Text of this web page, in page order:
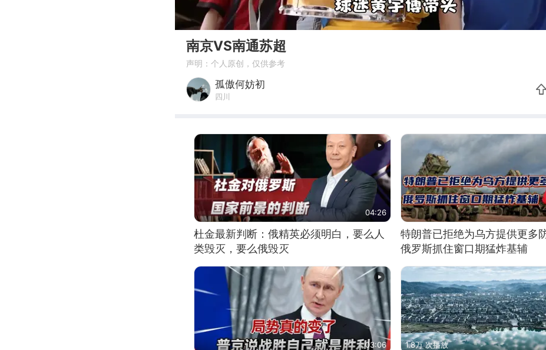
00:00
南京VS南通苏超
声明：个人原创，仅供参考
孤傲何妨初
四川
04:26
杜金最新判断：俄精英必须明白，要么人
类毁灭，要么俄毁灭
特朗普已拒绝为乌方提供更多
俄罗斯抓住窗口期猛炸基辅
03:06 1.8万 次播放